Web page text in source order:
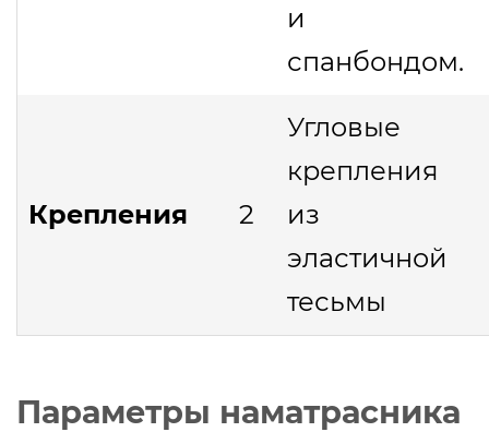
и
спанбондом.
Крепления 2
Угловые
крепления
из
эластичной
тесьмы
Параметры наматрасника